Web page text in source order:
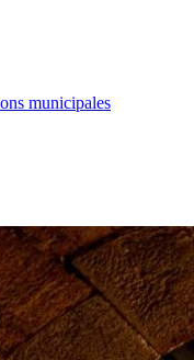
municipales